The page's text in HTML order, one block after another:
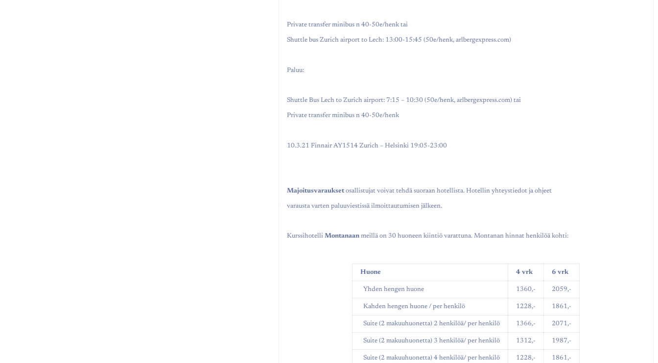
Private transfer minibus n 40-50e/henk tai
Shuttle bus Zurich airport to Lech: 13:00-15:45 (50e/henk, arlbergexpress.com)
Paluu:
Shuttle Bus Lech to Zurich airport: 7:15 – 10:30 (50e/henk, arlbergexpress.com) tai
Private transfer minibus n 40-50e/henk
10.3.21 Finnair AY1514 Zurich – Helsinki 19:05-23:00
Majoitusvarauksetosallistujat voivat tehdä suoraan hotellista. Hotellin yhteystiedot ja ohjeet
varausta varten paluuviestissä ilmoittautumisen jälkeen.
Kurssihotelli Montanaanmeillä on 30 huoneen kiintiö varattuna. Montanan hinnat henkilöä kohti:
Huone 4 vrk 6 vrk
Yhden hengen huone 1360,- 2059,-
Kahden hengen huone / per henkilö 1228,- 1861,-
Suite (2 makuuhuonetta) 2 henkilöä/ per henkilö 1366,- 2071,-
Suite (2 makuuhuonetta) 3 henkilöä/ per henkilö 1312,- 1987,-
Suite (2 makuuhuonetta) 4 henkilöä/ per henkilö 1228,- 1861,-